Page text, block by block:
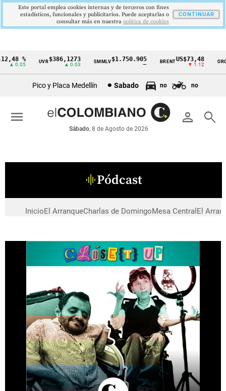
Cintillo
económicos
Colombia
%
▲ 0.05
UVR$386,1273
▲ 0.03
SMMLV$1.750.905
—
BRENTUS$73,48
▼ 1.12
ORO
Pico y Placa Medellín Sabado no no
person search
Sábado, 8 de Agosto de 2026
menu
graphic_eqPódcast
InicioEl ArranqueCharlas de DomingoMesa Central El
Este portal emplea cookies internas y de terceros con fines
estadísticos, funcionales y publicitarios. Puede aceptarlas o
consultar más en nuestra politica de cookies
CONTINUAR